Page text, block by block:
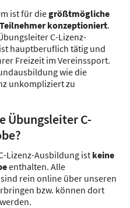
ist für diegrößtmögliche
konzeptioniert.
C-Lizenz-
hauptberuflich tätig und
Freizeit im Vereinssport.
wie die
unkompliziert zu
Übungsleiter C-
Lizenz-Ausbildung ist keine
enthalten. Alle
rein online über unseren
bzw. können dort